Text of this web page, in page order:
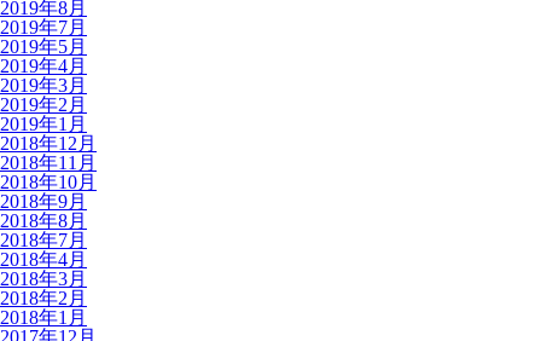
2019年8月
2019年7月
2019年5月
2019年4月
2019年3月
2019年2月
2019年1月
2018年12月
2018年11月
2018年10月
2018年9月
2018年8月
2018年7月
2018年4月
2018年3月
2018年2月
2018年1月
2017年12月